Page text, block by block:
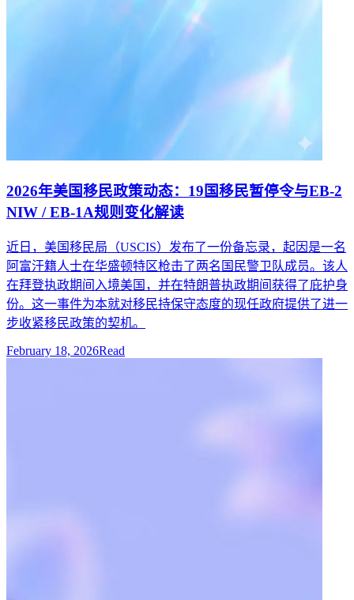
2026年美国移民政策动态：19国移民暂停令与EB-2
NIW / EB-1A规则变化解读
近日，美国移民局（USCIS）发布了一份备忘录，起因是一名
阿富汗籍人士在华盛顿特区枪击了两名国民警卫队成员。该人
在拜登执政期间入境美国，并在特朗普执政期间获得了庇护身
份。这一事件为本就对移民持保守态度的现任政府提供了进一
步收紧移民政策的契机。
February 18, 2026Read